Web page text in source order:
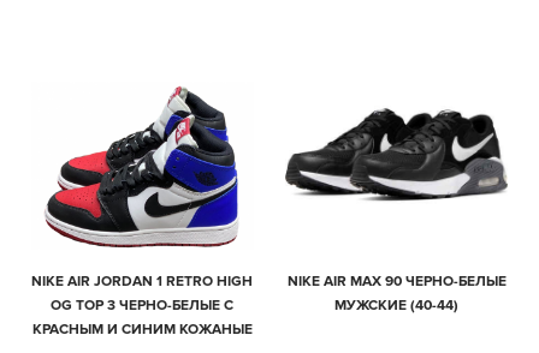
NIKE AIR JORDAN 1 RETRO HIGH
OG TOP 3 ЧЕРНО-БЕЛЫЕ С
КРАСНЫМ И СИНИМ КОЖАНЫЕ
NIKE AIR MAX 90 ЧЕРНО-БЕЛЫЕ
МУЖСКИЕ (40-44)